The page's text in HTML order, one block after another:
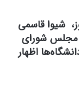
شیوا قاسمی
مجلس شورای
اظهار